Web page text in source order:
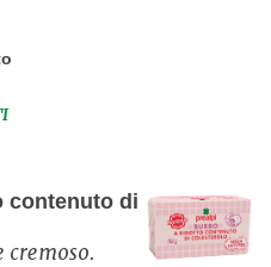
contenuto di
cremoso.